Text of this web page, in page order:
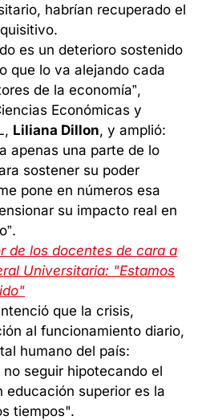
habrían recuperado el
es un deterioro sostenido
que lo va alejando cada
de la economía”,
Económicas y
Liliana Dillon, y amplió:
apenas una parte de lo
sostener su poder
pone en números esa
su impacto real en
de los docentes de cara a
Universitaria: "Estamos
que la crisis,
al funcionamiento diario,
humano del país:
seguir hipotecando el
educación superior es la
tiempos".